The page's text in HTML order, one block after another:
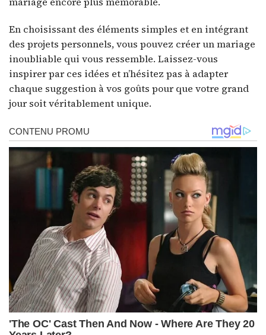
En choisissant des éléments simples et en intégrant
des projets personnels, vous pouvez créer un mariage
inoubliable qui vous ressemble. Laissez-vous
inspirer par ces idées et n’hésitez pas à adapter
chaque suggestion à vos goûts pour que votre grand
jour soit véritablement unique.